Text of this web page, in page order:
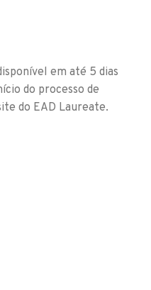
em até 5 dias
do processo de
do EAD Laureate.